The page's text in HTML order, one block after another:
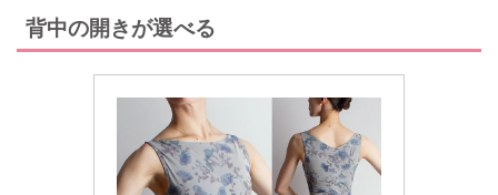
背中の開きが選べる